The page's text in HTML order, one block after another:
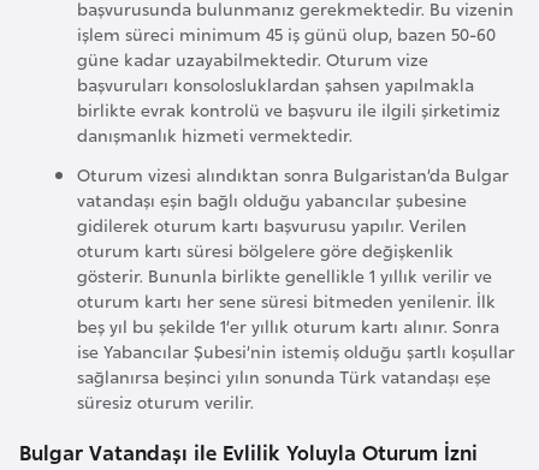
başvurusunda bulunmanız gerekmektedir. Bu vizenin
işlem süreci minimum 45 iş günü olup, bazen 50-60
güne kadar uzayabilmektedir. Oturum vize
başvuruları konsolosluklardan şahsen yapılmakla
birlikte evrak kontrolü ve başvuru ile ilgili şirketimiz
danışmanlık hizmeti vermektedir.
Oturum vizesi alındıktan sonra Bulgaristan’da Bulgar
vatandaşı eşin bağlı olduğu yabancılar şubesine
gidilerek oturum kartı başvurusu yapılır. Verilen
oturum kartı süresi bölgelere göre değişkenlik
gösterir. Bununla birlikte genellikle 1 yıllık verilir ve
oturum kartı her sene süresi bitmeden yenilenir. İlk
beş yıl bu şekilde 1’er yıllık oturum kartı alınır. Sonra
ise Yabancılar Şubesi’nin istemiş olduğu şartlı koşullar
sağlanırsa beşinci yılın sonunda Türk vatandaşı eşe
süresiz oturum verilir.
Bulgar Vatandaşı ile Evlilik Yoluyla Oturum İzni